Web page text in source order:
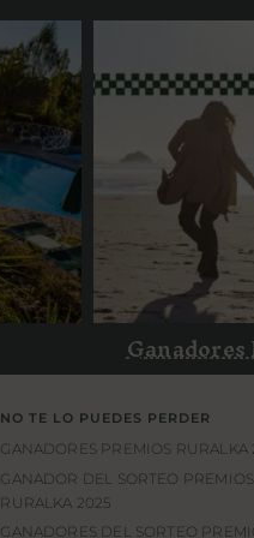
NO TE LO PUEDES PERDER
GANADORES PREMIOS RURALKA
GANADOR DEL SORTEO PREMIOS
RURALKA 2025
GANADORES DEL SORTEO